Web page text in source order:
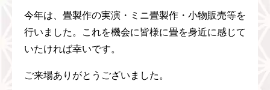
今年は、畳製作の実演・ミニ畳製作・小物販売等を
行いました。これを機会に皆様に畳を身近に感じて
いたければ幸いです。
ご来場ありがとうございました。